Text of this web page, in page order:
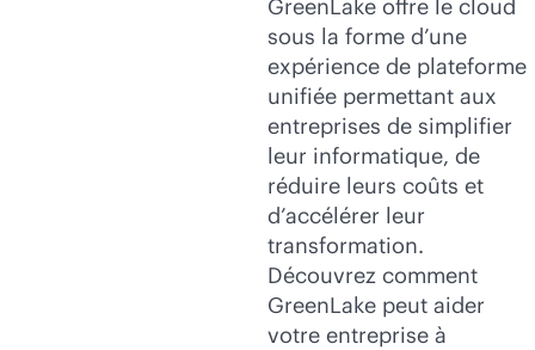
GreenLake offre le cloud
sous la forme d’une
expérience de plateforme
unifiée permettant aux
entreprises de simplifier
leur informatique, de
réduire leurs coûts et
d’accélérer leur
transformation.
Découvrez comment
GreenLake peut aider
votre entreprise à